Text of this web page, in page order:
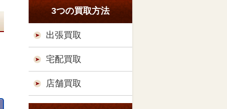
3つの買取方法
出張買取
宅配買取
店舗買取